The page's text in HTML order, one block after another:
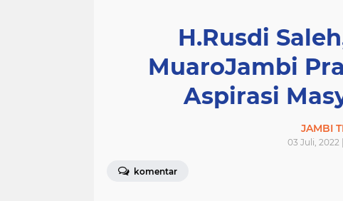
H.Rusdi
MuaroJambi
Aspirasi
JAMBI
03 Juli, 2022
komentar